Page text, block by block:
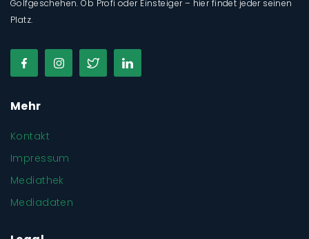
Golfgeschehen. Ob Profi oder Einsteiger – hier findet jeder seinen
Platz.
Mehr
Kontakt
Impressum
Mediathek
Mediadaten